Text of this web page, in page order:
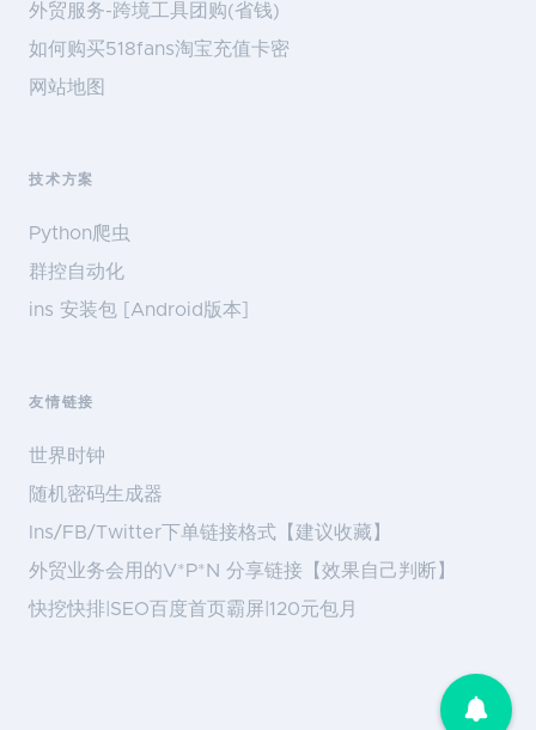
外贸服务-跨境工具团购(省钱)
如何购买518fans淘宝充值卡密
网站地图
技术方案
Python爬虫
群控自动化
ins 安装包 [Android版本]
友情链接
世界时钟
随机密码生成器
Ins/FB/Twitter下单链接格式【建议收藏】
外贸业务会用的V*P*N 分享链接【效果自己判断】
快挖快排|SEO百度首页霸屏|120元包月